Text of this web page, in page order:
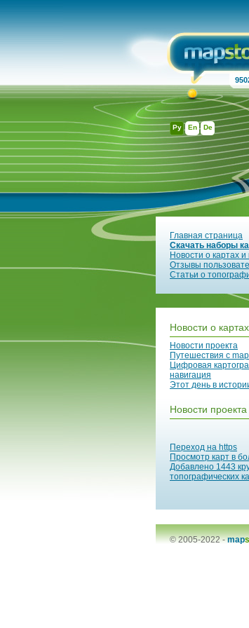
Ру En De
Главная страница
Скачать наборы
Новости о картах и
Отзывы
Статьи о
Новости о картах
Новости проекта
Путешествия с
Цифровая
навигация
Этот день в
Новости проекта
Переход на https
Просмотр карт в
Добавлено 1443
топографических
© 2005-2022 -map